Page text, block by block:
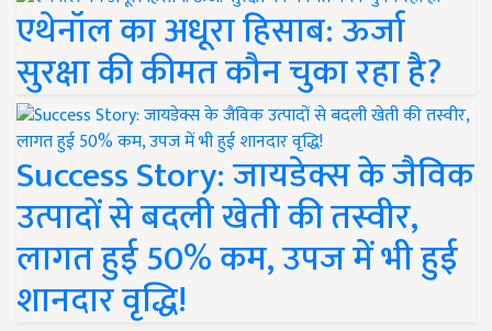
एथेनॉल का अधूरा हिसाब: ऊर्जा
सुरक्षा की कीमत कौन चुका रहा है?
Success Story: जायडेक्स के जैविक
उत्पादों से बदली खेती की तस्वीर,
लागत हुई 50% कम, उपज में भी हुई
शानदार वृद्धि!